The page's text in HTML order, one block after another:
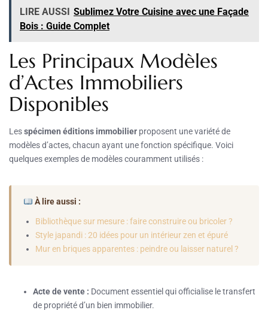
LIRE AUSSI Sublimez Votre Cuisine avec une Façade
Bois : Guide Complet
Les Principaux Modèles
d’Actes Immobiliers
Disponibles
Lesspécimen éditions immobilier proposent une variété de
modèles d’actes, chacun ayant une fonction spécifique. Voici
quelques exemples de modèles couramment utilisés :
À lire aussi :
Bibliothèque sur mesure : faire construire ou bricoler ?
Style japandi : 20 idées pour un intérieur zen et épuré
Mur en briques apparentes : peindre ou laisser naturel ?
Acte de vente : Document essentiel qui officialise le transfert
de propriété d’un bien immobilier.